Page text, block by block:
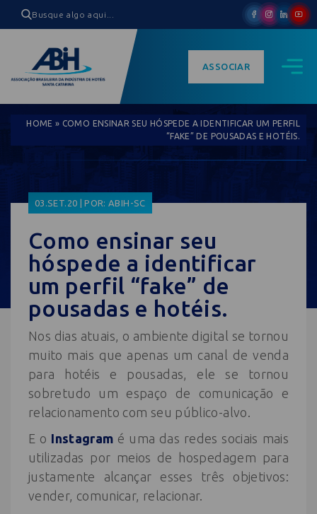
ASSOCIAR
HOME » COMO ENSINAR SEU HÓSPEDE A IDENTIFICAR UM PERFIL
“FAKE” DE POUSADAS E HOTÉIS.
03.SET.20 | POR: ABIH-SC
Como ensinar seu
hóspede a identificar
um perfil “fake” de
pousadas e hotéis.
Nos dias atuais, o ambiente digital se tornou
muito mais que apenas um canal de venda
para hotéis e pousadas, ele se tornou
sobretudo um espaço de comunicação e
relacionamento com seu público-alvo.
E o Instagram é uma das redes sociais mais
utilizadas por meios de hospedagem para
justamente alcançar esses três objetivos:
vender, comunicar, relacionar.